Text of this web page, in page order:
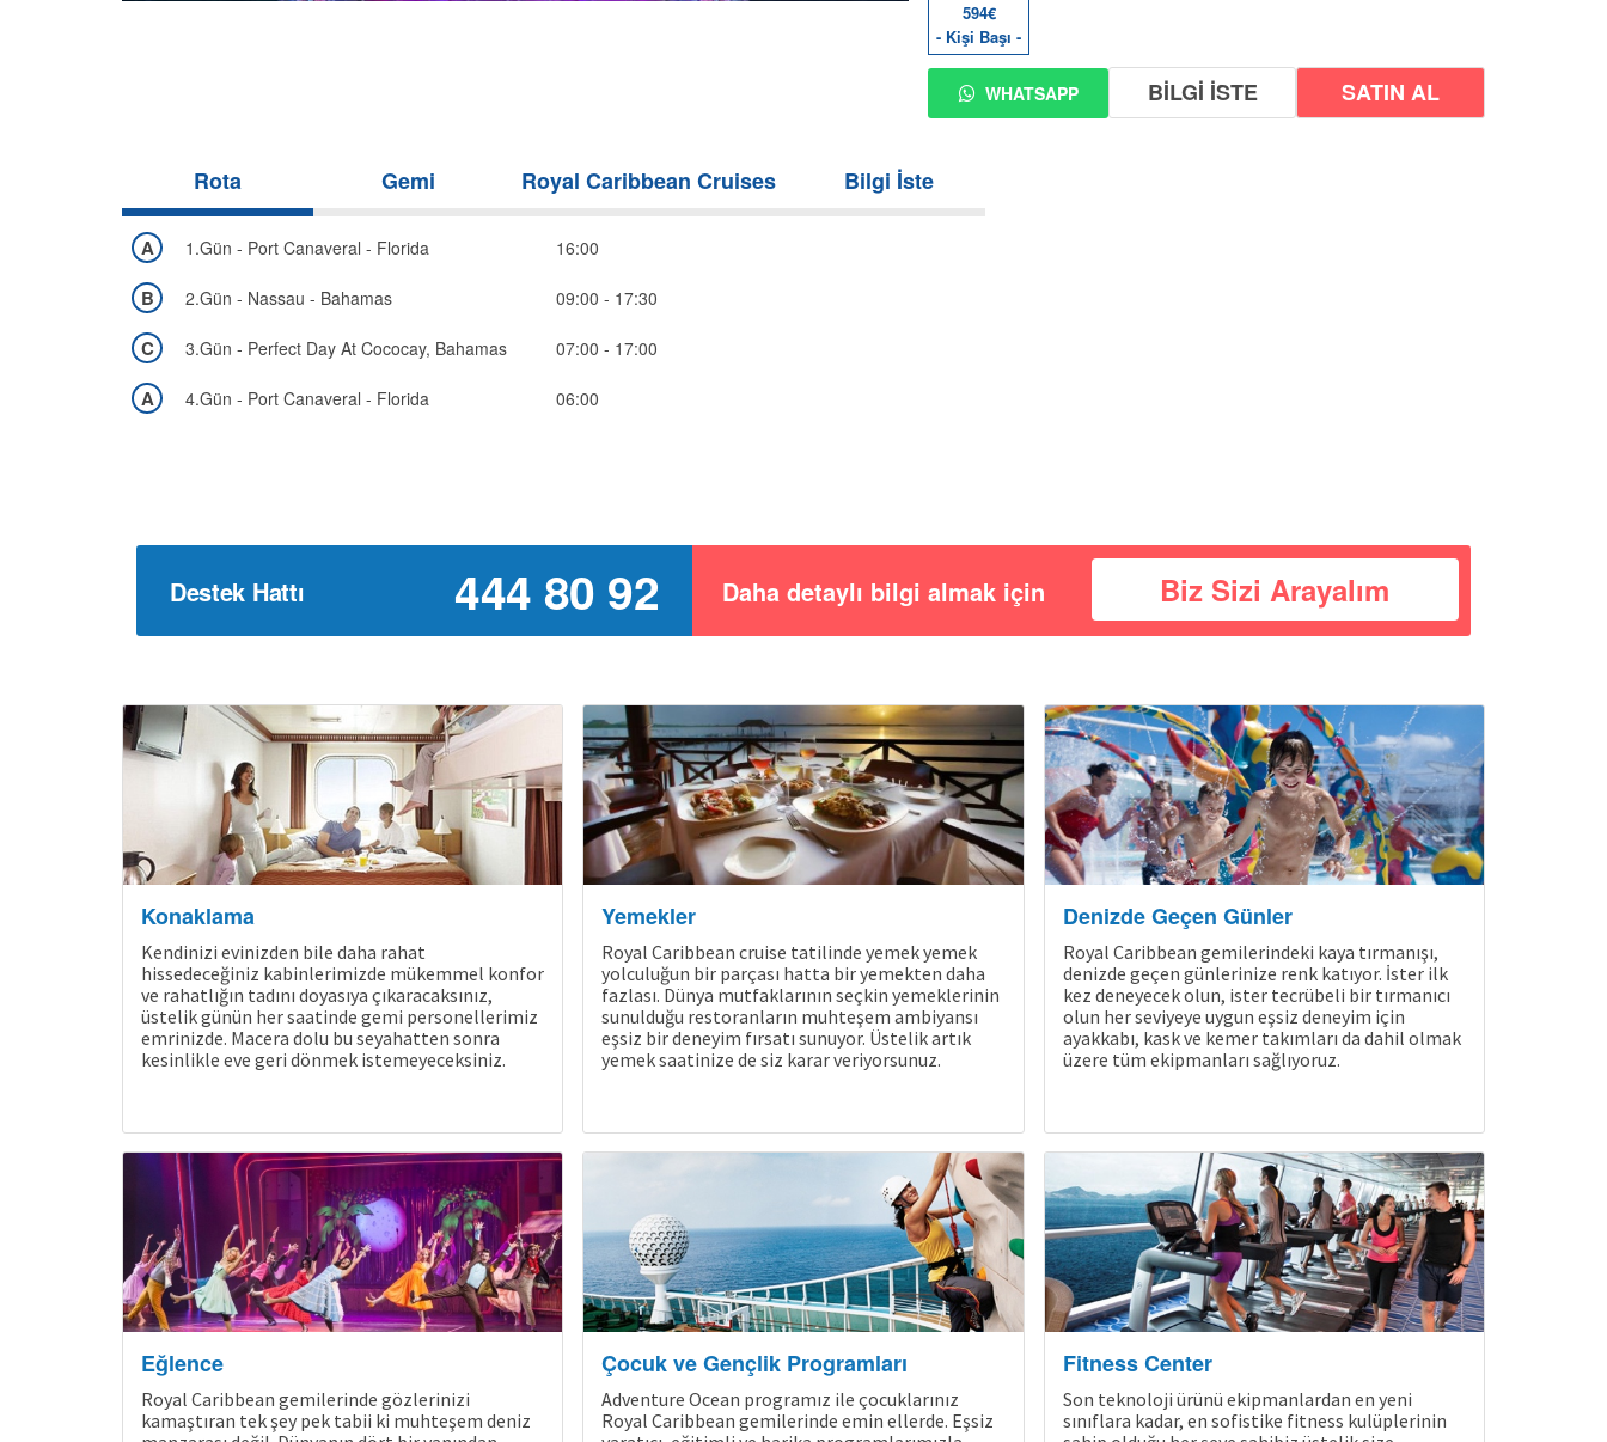
594€
- Kişi Başı -
WHATSAPP BİLGİ İSTE
Rota Gemi Royal Caribbean Cruises Bilgi İste
A 1.Gün - Port Canaveral - Florida 16:00
B 2.Gün - Nassau - Bahamas 09:00 - 17:30
C 3.Gün - Perfect Day At Cococay, Bahamas 07:00 - 17:00
A 4.Gün - Port Canaveral - Florida 06:00
Destek Hattı 444 80 92 Daha detaylı bilgi almak için Biz Sizi Arayalım
Konaklama
Kendinizi evinizden bile daha rahat
hissedeceğiniz kabinlerimizde mükemmel konfor
ve rahatlığın tadını doyasıya çıkaracaksınız,
üstelik günün her saatinde gemi personellerimiz
emrinizde. Macera dolu bu seyahatten sonra
kesinlikle eve geri dönmek istemeyeceksiniz.
Yemekler
Royal Caribbean cruise tatilinde yemek yemek
yolculuğun bir parçası hatta bir yemekten daha
fazlası. Dünya mutfaklarının seçkin yemeklerinin
sunulduğu restoranların muhteşem ambiyansı
eşsiz bir deneyim fırsatı sunuyor. Üstelik artık
yemek saatinize de siz karar veriyorsunuz.
Denizde Geçen Günler
Royal Caribbean gemilerindeki kaya tırmanışı,
denizde geçen günlerinize renk katıyor. İster ilk
kez deneyecek olun, ister tecrübeli bir tırmanıcı
olun her seviyeye uygun eşsiz deneyim için
ayakkabı, kask ve kemer takımları da dahil olmak
üzere tüm ekipmanları sağlıyoruz.
Eğlence
Royal Caribbean gemilerinde gözlerinizi
kamaştıran tek şey pek tabii ki muhteşem deniz
Çocuk ve Gençlik Programları
Adventure Ocean programız ile çocuklarınız
Royal Caribbean gemilerinde emin ellerde. Eşsiz
Fitness Center
Son teknoloji ürünü ekipmanlardan en yeni
sınıflara kadar, en sofistike fitness kulüplerinin